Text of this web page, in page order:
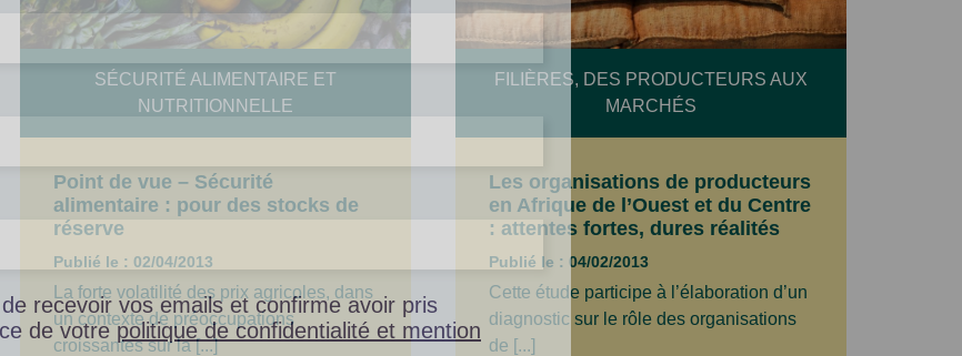
SÉCURITÉ ALIMENTAIRE ET
NUTRITIONNELLE
Point de vue – Sécurité
alimentaire : pour des stocks de
réserve
Publié le : 02/04/2013
La forte volatilité des prix agricoles, dans
un contexte de préoccupations
croissantes sur la [...]
FILIÈRES, DES PRODUCTEURS AUX
MARCHÉS
Les organisations de producteurs
en Afrique de l’Ouest et du Centre
: attentes fortes, dures réalités
Publié le : 04/02/2013
Cette étude participe à l’élaboration d’un
diagnostic sur le rôle des organisations
de [...]
recevoir vos emails et confirme avoir pris
de votrepolitique de confidentialité et mention